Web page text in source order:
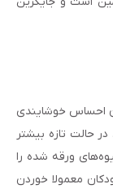
احساس خوشایندی
حالت تازه بیشتر
ورقه شده را
معمولا خوردن